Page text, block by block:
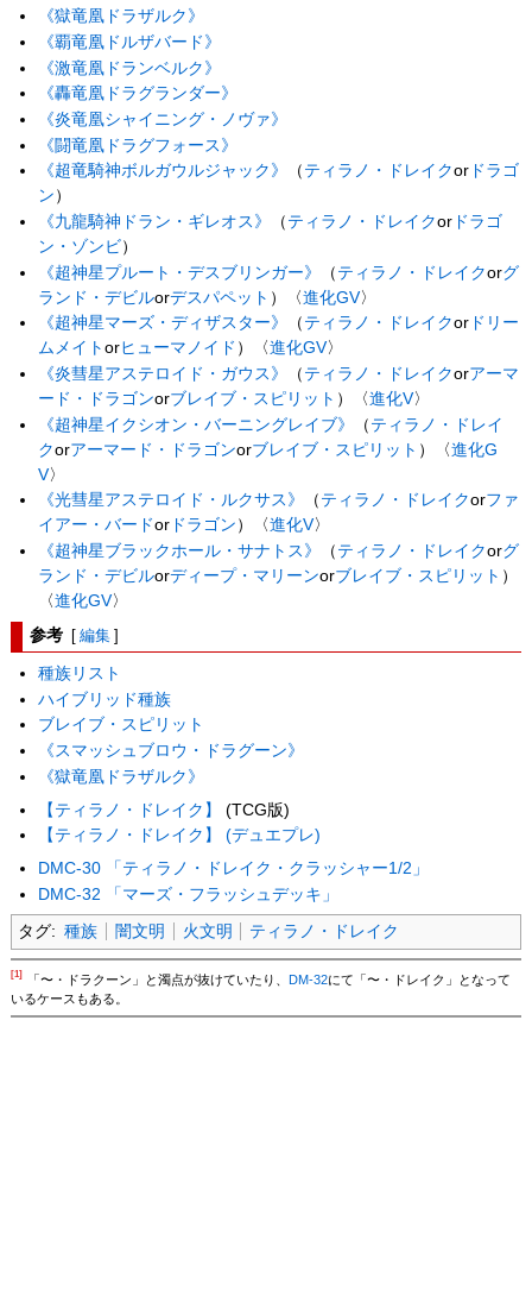
《獄竜凰ドラザルク》
《覇竜凰ドルザバード》
《激竜凰ドランベルク》
《轟竜凰ドラグランダー》
《炎竜凰シャイニング・ノヴァ》
《闘竜凰ドラグフォース》
《超竜騎神ボルガウルジャック》
（ ティラノ・ドレイクor ドラゴ
ン ）
《九龍騎神ドラン・ギレオス》
（ ティラノ・ドレイクor ドラゴ
ン・ゾンビ）
《超神星プルート・デスブリンガー》
（ ティラノ・ドレイクorグ
ランド・デビルorデスパペット ）〈進化GV〉
《超神星マーズ・ディザスター》
（ ティラノ・ドレイクor ドリー
ムメイトorヒューマノイド ）〈進化GV〉
《炎彗星アステロイド・ガウス》
（ ティラノ・ドレイクorアーマ
ード・ドラゴンorブレイブ・スピリット ）〈進化V〉
《超神星イクシオン・バーニングレイブ》
（ ティラノ・ドレイ
クorアーマード・ドラゴンorブレイブ・スピリット ）〈進化G
V〉
《光彗星アステロイド・ルクサス》
（ ティラノ・ドレイクorファ
イアー・バードor ドラゴン ）〈進化V〉
《超神星ブラックホール・サナトス》
（ ティラノ・ドレイクorグ
ランド・デビルorディープ・マリーンorブレイブ・スピリット ）
〈進化GV〉
参考 [ 編集 ]
種族リスト
ハイブリッド種族
ブレイブ・スピリット
《スマッシュブロウ・ドラグーン》
《獄竜凰ドラザルク》
【ティラノ・ドレイク】
(TCG版)
【ティラノ・ドレイク】 (デュエプレ)
DMC-30 「ティラノ・ドレイク・クラッシャー1/2」
DMC-32 「マーズ・フラッシュデッキ」
タグ: 種族 闇文明 火文明 ティラノ・ドレイク
[1] 「〜・ドラクーン」と濁点が抜けていたり、 DM-32にて「〜・ドレイク」となって
いるケースもある。